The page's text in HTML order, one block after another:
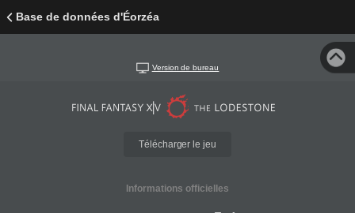
Base de données d'Éorzéa
Version de bureau
Télécharger le jeu
Informations officielles